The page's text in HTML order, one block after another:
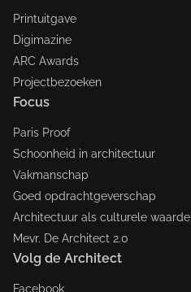
Printuitgave
Digimazine
ARC Awards
Projectbezoeken
Focus
Paris Proof
Schoonheid in architectuur
Vakmanschap
Goed opdrachtgeverschap
Architectuur als culturele waarde
Mevr. De Architect 2.0
Volg de Architect
Facebook